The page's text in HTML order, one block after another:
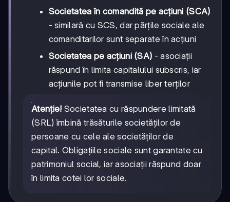
Societatea în comandită pe acțiuni (SCA)
- similară cu SCS, dar părțile sociale ale
comanditarilor sunt separate în acțiuni
Societatea pe acțiuni (SA) - asociații
răspund în limita capitalului subscris, iar
acțiunile pot fi transmise liber terților
Atenție! Societatea cu răspundere limitată
(SRL) îmbină trăsăturile societăților de
persoane cu cele ale societăților de
capital. Obligațiile sociale sunt garantate cu
patrimoniul social, iar asociații răspund doar
în limita cotei lor sociale.